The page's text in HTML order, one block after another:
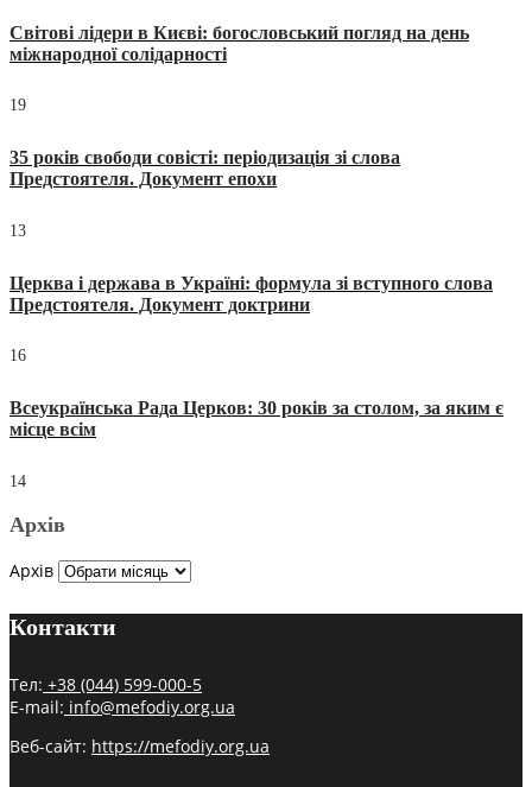
Світові лідери в Києві: богословський погляд на день
міжнародної солідарності
19
35 років свободи совісті: періодизація зі слова
Предстоятеля. Документ епохи
13
Церква і держава в Україні: формула зі вступного слова
Предстоятеля. Документ доктрини
16
Всеукраїнська Рада Церков: 30 років за столом, за яким є
місце всім
14
Архів
Архів
Контакти
Тел: +38 (044) 599-000-5
E-mail: info@mefodiy.org.ua
Веб-сайт: https://mefodiy.org.ua